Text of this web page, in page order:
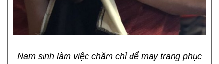
Nam sinh làm việc chăm chỉ để may trang phục